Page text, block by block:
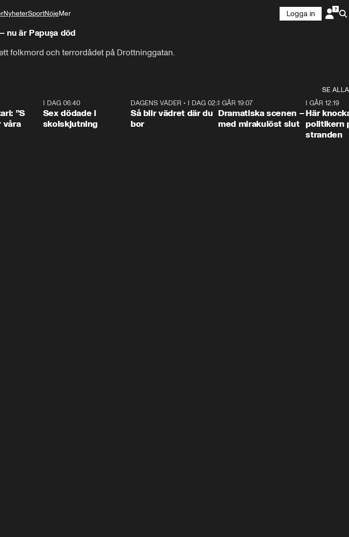
NyheterSportNöjeMer
Livsstil
Logga in
nu är Papuşa död
folkmord och terrordådet på Drottninggatan.
SE ALLA
”S
våra
I DAG 06:40
Sex dödade i
skolskjutning
1:06
DAGENS VÄDER• I DAG 02:30
Så blir vädret där du
bor
I GÅR 19:07
Dramatiska scenen –
med mirakulöst slut
I GÅR 12:19
Här
politikern
stranden